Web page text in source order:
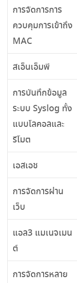
การจัดการการ
ควบคุมการเข้าถึง
MAC
สเอ็นเอ็มพี
การบันทึกข้อมูล
ระบบ Syslog ทั้ง
แบบโลคอลและ
รีโมต
เอสเอช
การจัดการผ่าน
เว็บ
แอล3 แมเนจเมน
ต์
การจัดการหลาย